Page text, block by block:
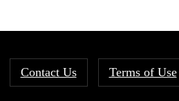
Contact Us Terms of Use